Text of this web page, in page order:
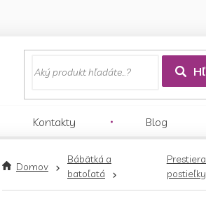
Kontakty Blog
Domov
Bábätká a
batoľatá
postieľky